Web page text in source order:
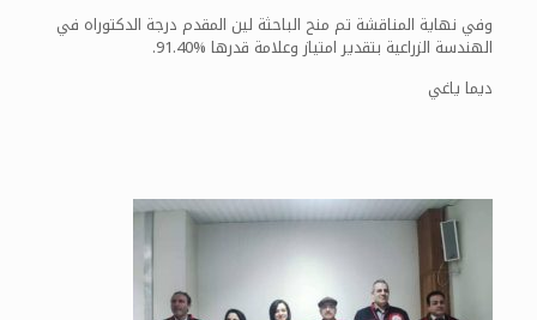
وفي نهاية المناقشة تم منح الباحثة لين المقدم درجة الدكتوراه في
الهندسة الزراعية بتقدير امتياز وعلامة قدرها %91.40.
ديما ياغي